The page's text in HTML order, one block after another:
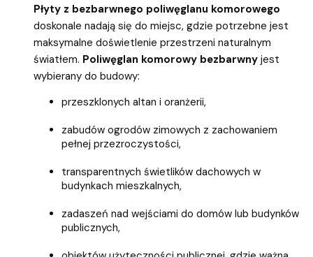
Płyty z bezbarwnego poliwęglanu komorowego
doskonale nadają się do miejsc, gdzie potrzebne jest
maksymalne doświetlenie przestrzeni naturalnym
światłem. Poliwęglan komorowy bezbarwny jest
wybierany do budowy:
przeszklonych altan i oranżerii,
zabudów ogrodów zimowych z zachowaniem
pełnej przezroczystości,
transparentnych świetlików dachowych w
budynkach mieszkalnych,
zadaszeń nad wejściami do domów lub budynków
publicznych,